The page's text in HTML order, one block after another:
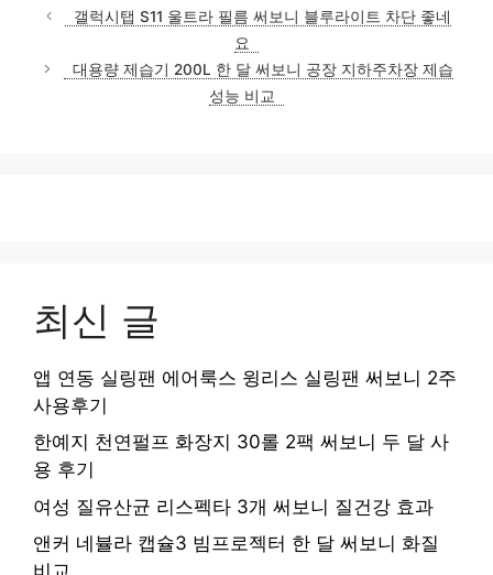
갤럭시탭 S11 울트라 필름 써보니 블루라이트 차단 좋네
요
대용량 제습기 200L 한 달 써보니 공장 지하주차장 제습
성능 비교
최신 글
앱 연동 실링팬 에어룩스 윙리스 실링팬 써보니 2주
사용후기
한예지 천연펄프 화장지 30롤 2팩 써보니 두 달 사
용 후기
여성 질유산균 리스펙타 3개 써보니 질건강 효과
앤커 네뷸라 캡슐3 빔프로젝터 한 달 써보니 화질